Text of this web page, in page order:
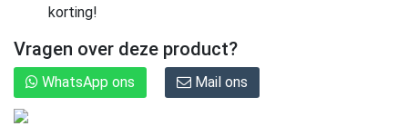
korting!
Vragen over deze product?
WhatsApp ons Mail ons